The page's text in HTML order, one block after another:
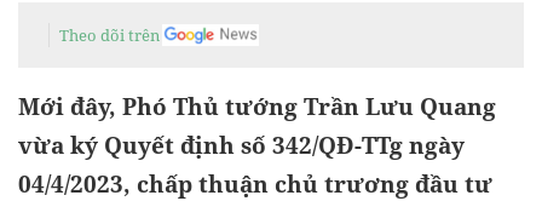
Theo dõi trên
Mới đây, Phó Thủ tướng Trần Lưu Quang
vừa ký Quyết định số 342/QĐ-TTg ngày
04/4/2023, chấp thuận chủ trương đầu tư